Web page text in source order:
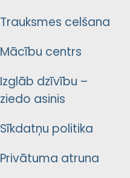
Trauksmes celšana
Mācību centrs
Izglāb dzīvību –
ziedo asinis
Sīkdatņu politika
Privātuma atruna